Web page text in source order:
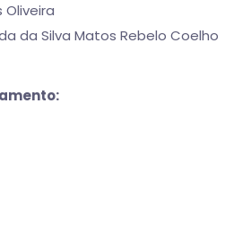
Oliveira
da Silva Matos Rebelo Coelho